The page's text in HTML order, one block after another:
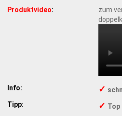
Produktvideo:
zum
Info: ✓
Tipp:
✓ Top